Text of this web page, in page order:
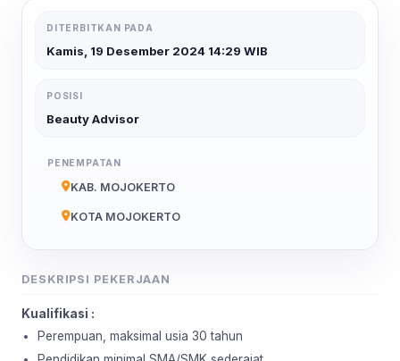
DITERBITKAN PADA
Kamis, 19 Desember 2024 14:29 WIB
POSISI
Beauty Advisor
PENEMPATAN
KAB. MOJOKERTO
KOTA MOJOKERTO
DESKRIPSI PEKERJAAN
Kualifikasi :
Perempuan, maksimal usia 30 tahun